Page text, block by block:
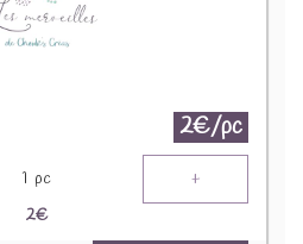
2€/pc
1 pc +
2€